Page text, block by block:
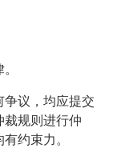
争议，均应提交
规则进行仲
约束力。